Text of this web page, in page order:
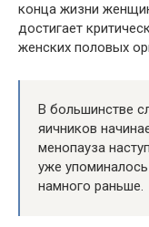
конца жизни
достигает
женских половых
В большинстве
яичников
менопауза
уже
намного раньше.